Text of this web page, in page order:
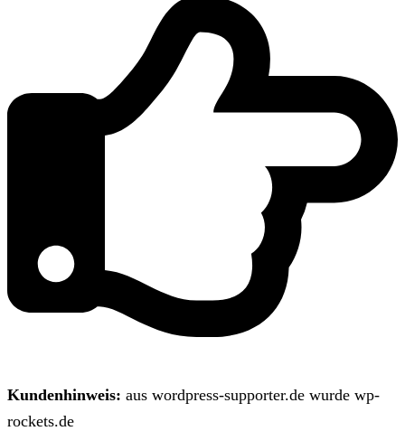
Kundenhinweis: aus wordpress-supporter.de wurde wp-
rockets.de